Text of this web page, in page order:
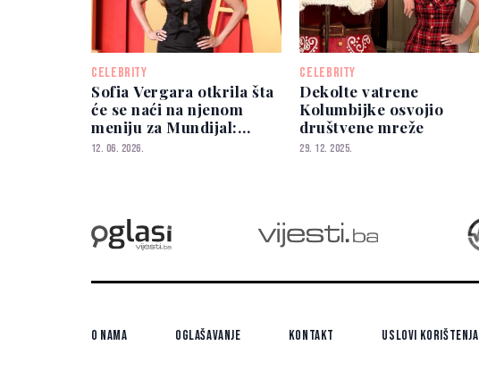
CELEBRITY
Sofia Vergara otkrila šta
će se naći na njenom
meniju za Mundijal:
"Uvijek ih ponestane"
12. 06. 2026.
CELEBRITY
Dekolte vatrene
Kolumbijke osvojio
društvene mreže
29. 12. 2025.
O nama Oglašavanje Kontakt Uslovi korištenja